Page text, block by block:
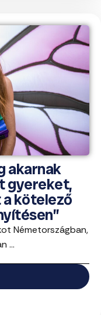
akarnak
gyereket,
kötelező
Németországban,
...